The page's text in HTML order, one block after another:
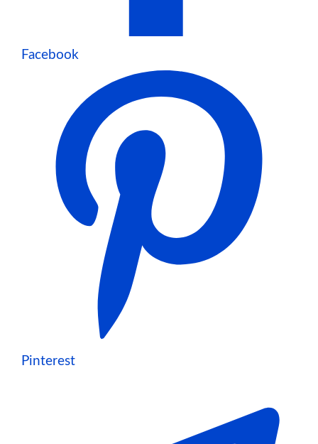
Facebook
Pinterest